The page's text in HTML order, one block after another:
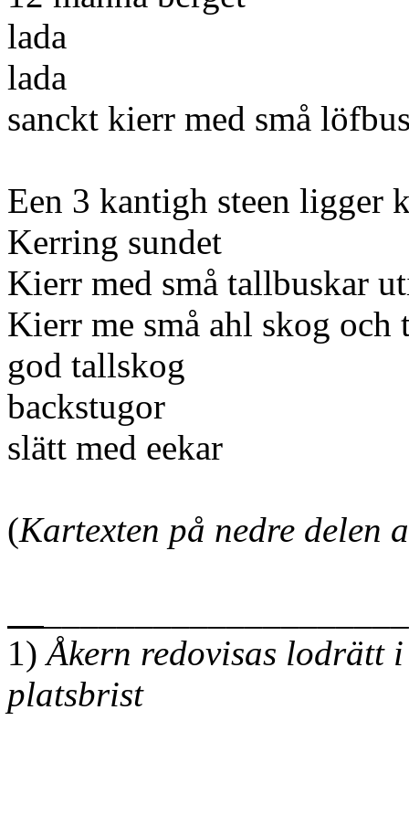
lada
lada
sanckt kierr med små
Een 3 kantigh steen ligger
Kerring sundet
Kierr med små tallbuskar
Kierr me små ahl skog
god tallskog
backstugor
slätt med eekar
(Kartexten på nedre delen
1)Åkern redovisas lodrätt
platsbrist